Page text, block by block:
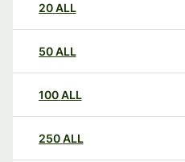
20ALL
50ALL
100ALL
250ALL